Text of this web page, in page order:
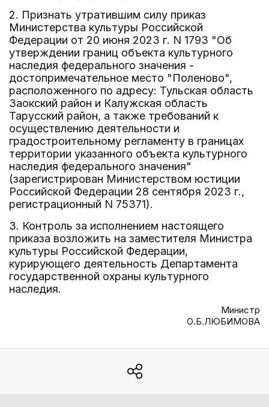
2. Признать утратившим силу приказ
Министерства культуры Российской
Федерации от 20 июня 2023 г. N 1793 "Об
утверждении границ объекта культурного
наследия федерального значения -
достопримечательное место "Поленово",
расположенного по адресу: Тульская область
Заокский район и Калужская область
Тарусский район, а также требований к
осуществлению деятельности и
градостроительному регламенту в границах
территории указанного объекта культурного
наследия федерального значения"
(зарегистрирован Министерством юстиции
Российской Федерации 28 сентября 2023 г.,
регистрационный N 75371).
3. Контроль за исполнением настоящего
приказа возложить на заместителя Министра
культуры Российской Федерации,
курирующего деятельность Департамента
государственной охраны культурного
наследия.
Министр
О.Б.ЛЮБИМОВА